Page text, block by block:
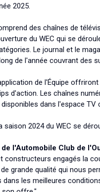
2025.
des chaînes de
du WEC qui se
Le journal et le
de l'année couvrant des
de l'Équipe
d'action. Les chaînes
dans l'espace TV
saison 2024 du WEC se
l'Automobile Club de
engagés la
grande qualité qui nous
dans les meilleures